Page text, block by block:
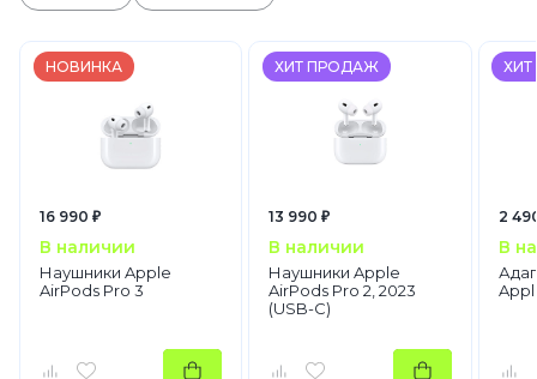
НОВИНКА
16 990 ₽
В наличии
Наушники Apple
AirPods Pro 3
ХИТ ПРОДАЖ
13 990 ₽
В наличии
Наушники Apple
AirPods Pro 2, 2023
(USB-C)
2
В